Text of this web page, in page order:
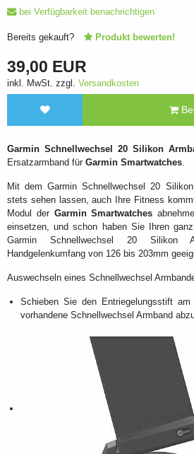
bei Verfügbarkeit benachrichtigen
Bereits gekauft? Produkt bewerten!
39,00 EUR
inkl. MwSt. zzgl. Versandkosten
Garmin Schnellwechsel 20 Silikon
Ersatzarmband für Garmin Smartwatches
Mit dem Garmin Schnellwechsel 20
stets sehen lassen, auch Ihre Fitness
Modul der Garmin Smartwatches
einsetzen, und schon haben Sie Ihren
Garmin Schnellwechsel 20
Handgelenkumfang von 126 bis 203mm
Auswechseln eines Schnellwechsel
Schieben Sie den Entriegelungsstift
vorhandene Schnellwechsel Armband